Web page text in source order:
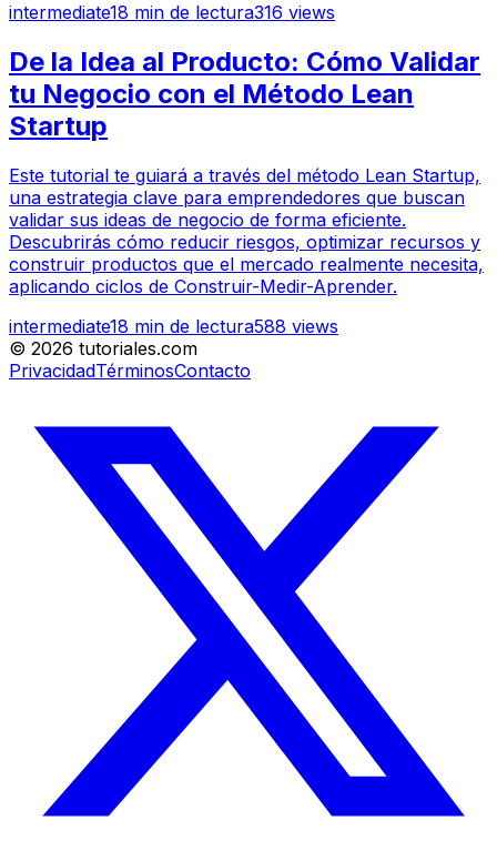
intermediate18 min de lectura316 views
De la Idea al Producto: Cómo Validar
tu Negocio con el Método Lean
Startup
Este tutorial te guiará a través del método Lean Startup,
una estrategia clave para emprendedores que buscan
validar sus ideas de negocio de forma eficiente.
Descubrirás cómo reducir riesgos, optimizar recursos y
construir productos que el mercado realmente necesita,
aplicando ciclos de Construir-Medir-Aprender.
intermediate18 min de lectura588 views
© 2026 tutoriales.com
PrivacidadTérminosContacto